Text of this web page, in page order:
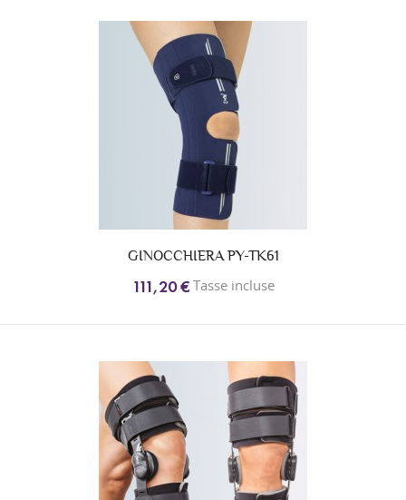
GINOCCHIERA PY-TK61
111,20 €Tasse incluse